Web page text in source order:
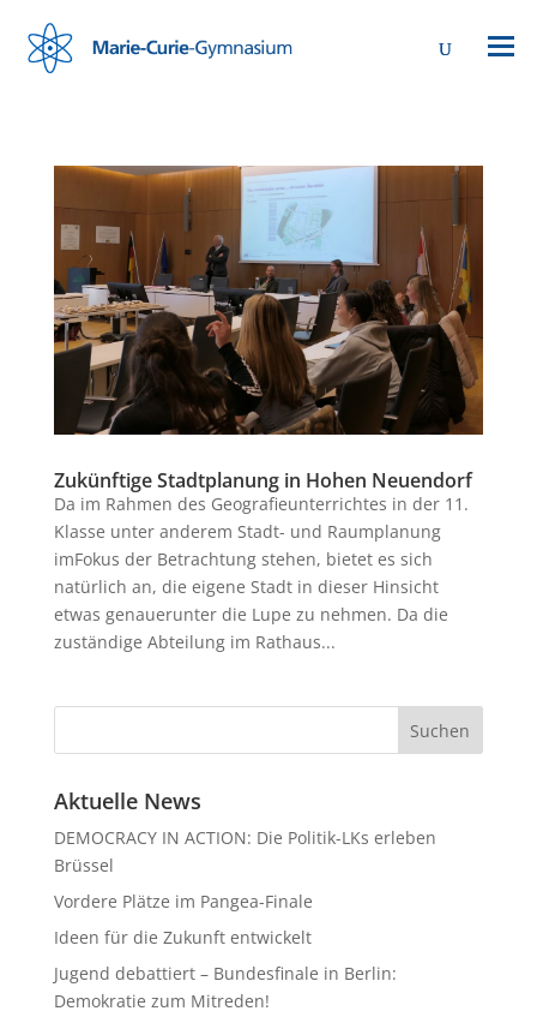
Zukünftige Stadtplanung in Hohen Neuendorf
Da im Rahmen des Geografieunterrichtes in der 11.
Klasse unter anderem Stadt- und Raumplanung
imFokus der Betrachtung stehen, bietet es sich
natürlich an, die eigene Stadt in dieser Hinsicht
etwas genauerunter die Lupe zu nehmen. Da die
zuständige Abteilung im Rathaus...
Aktuelle News
DEMOCRACY IN ACTION: Die Politik-LKs erleben
Brüssel
Vordere Plätze im Pangea-Finale
Ideen für die Zukunft entwickelt
Jugend debattiert – Bundesfinale in Berlin:
Demokratie zum Mitreden!